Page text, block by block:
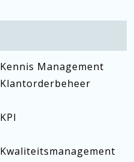
Kennis Management
Klantorderbeheer
KPI
Kwaliteitsmanagement